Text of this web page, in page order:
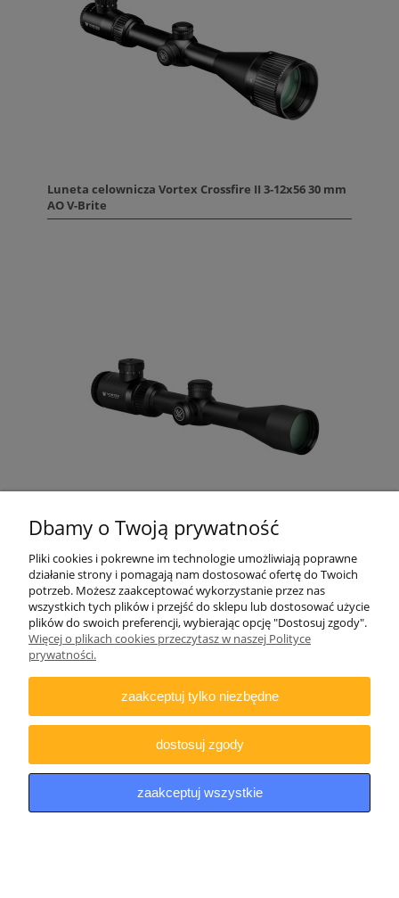
Luneta celownicza Vortex Crossfire II 3-12x56 30 mm
AO V-Brite
Brite
Dbamy o Twoją prywatność
Pliki cookies i pokrewne im technologie umożliwiają poprawne
działanie strony i pomagają nam dostosować ofertę do Twoich
potrzeb. Możesz zaakceptować wykorzystanie przez nas
wszystkich tych plików i przejść do sklepu lub dostosować użycie
plików do swoich preferencji, wybierając opcję "Dostosuj zgody".
Więcej o plikach cookies przeczytasz w naszej Polityce
prywatności.
zaakceptuj tylko niezbędne
dostosuj zgody
zaakceptuj wszystkie